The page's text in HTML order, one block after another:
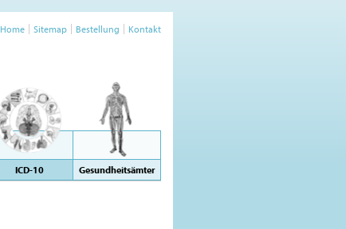
Home Sitemap Bestellung Kontakt
ICD-10 Gesundheitsämter